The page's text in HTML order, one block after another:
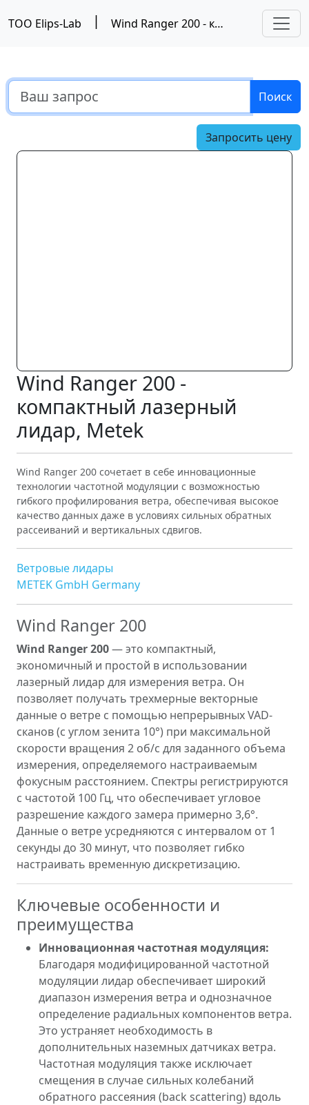
ТОО Elips-Lab | Wind Ranger 200 - компактный лазерный лидар, Metek
Поиск
Запросить цену
Wind Ranger 200 -
компактный лазерный
лидар, Metek
Wind Ranger 200 сочетает в себе инновационные
технологии частотной модуляции с возможностью
гибкого профилирования ветра, обеспечивая высокое
качество данных даже в условиях сильных обратных
рассеиваний и вертикальных сдвигов.
Ветровые лидары
METEK GmbH Germany
Wind Ranger 200
Wind Ranger 200— это компактный,
экономичный и простой в использовании
лазерный лидар для измерения ветра. Он
позволяет получать трехмерные векторные
данные о ветре с помощью непрерывных VAD-
сканов (с углом зенита 10°) при максимальной
скорости вращения 2 об/с для заданного объема
измерения, определяемого настраиваемым
фокусным расстоянием. Спектры регистрируются
с частотой 100 Гц, что обеспечивает угловое
разрешение каждого замера примерно 3,6°.
Данные о ветре усредняются с интервалом от 1
секунды до 30 минут, что позволяет гибко
настраивать временную дискретизацию.
Ключевые особенности и
преимущества
Инновационная частотная модуляция:
Благодаря модифицированной частотной
модуляции лидар обеспечивает широкий
диапазон измерения ветра и однозначное
определение радиальных компонентов ветра.
Это устраняет необходимость в
дополнительных наземных датчиках ветра.
Частотная модуляция также исключает
смещения в случае сильных колебаний
обратного рассеяния (back scattering) вдоль